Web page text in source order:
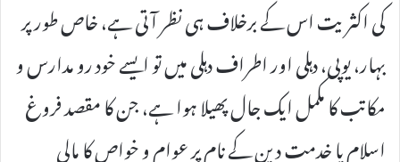
کی اکثریت اس کے برخلاف ہی نظر آتی ہے، خاص طور پر
بہار، یوپی، دہلی اور اطراف دہلی میں تو ایسے خود رو مدارس و
مکاتب کا مکمل ایک جال پھیلا ہوا ہے، جن کا مقصد فروغ
اسلام یا خدمت دین کے نام پر عوام و خواص کا مالی